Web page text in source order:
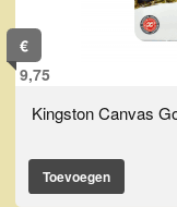
€
9,75
Kingston Canvas
Toevoegen